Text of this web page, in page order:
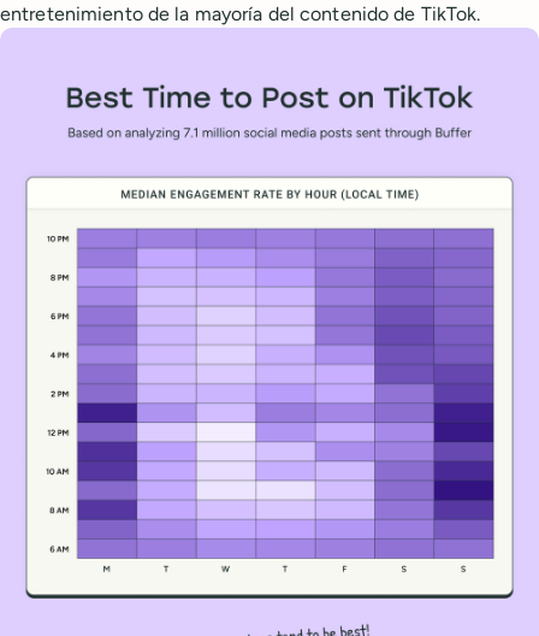
entretenimiento de la mayoría del contenido de TikTok.